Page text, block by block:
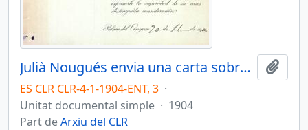
Julià Nougués envia una carta sobre una subscripció
ES CLR CLR-4-1-1904-ENT, 3 ·
Unitat documental simple · 1904
Part deArxiu del CLR